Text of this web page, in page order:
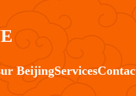
BeijingServices